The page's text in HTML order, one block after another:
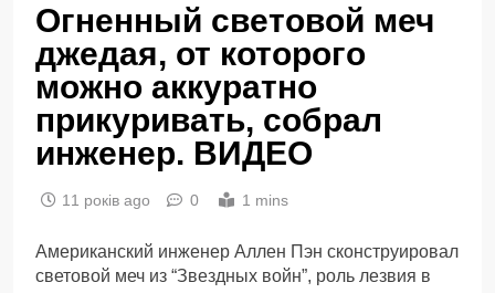
Огненный световой меч
джедая, от которого
можно аккуратно
прикуривать, собрал
инженер. ВИДЕО
11 років ago 0 1 mins
Американский инженер Аллен Пэн сконструировал
световой меч из “Звездных войн”, роль лезвия в